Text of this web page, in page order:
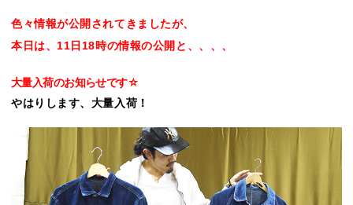
色々情報が公開されてきましたが、
本日は、11日18時の情報の公開と、、、、
大量入荷のお知らせです☆
やはりします、大量入荷！